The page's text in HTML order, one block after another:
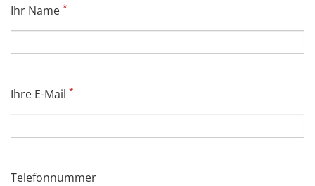
Ihr Name *
Ihre E-Mail *
Telefonnummer